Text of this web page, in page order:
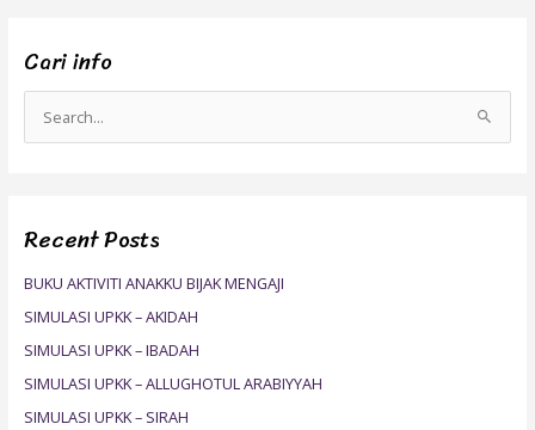
Cari info
e
c
o
r
:
Recent Posts
BUKU AKTIVITI ANAKKU BIJAK MENGAJI
SIMULASI UPKK – AKIDAH
SIMULASI UPKK – IBADAH
SIMULASI UPKK – ALLUGHOTUL ARABIYYAH
SIMULASI UPKK – SIRAH